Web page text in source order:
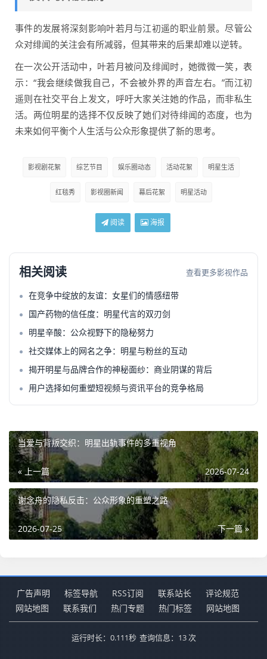
事件的发展将深刻影响叶若月与江初遥的职业前景。尽管公
众对绯闻的关注会有所减弱，但其带来的后果却难以逆转。
在一次公开活动中，叶若月被问及绯闻时，她微微一笑，表
示：“我会继续做我自己，不会被外界的声音左右。”而江初
遥则在社交平台上发文，呼吁大家关注她的作品，而非私生
活。两位明星的选择不仅反映了她们对待绯闻的态度，也为
未来如何平衡个人生活与公众形象提供了新的思考。
影视剧花絮 综艺节目 娱乐圈动态 活动花絮 明星生活
红毯秀 影视圈新闻 幕后花絮 明星活动
阅读 海报
相关阅读 查看更多影视作品
在竞争中绽放的友谊：女星们的情感纽带
国产药物的信任度：明星代言的双刃剑
明星辛酸：公众视野下的隐秘努力
社交媒体上的网名之争：明星与粉丝的互动
揭开明星与品牌合作的神秘面纱：商业阴谋的背后
用户选择如何重塑短视频与资讯平台的竞争格局
当爱与背叛交织：明星出轨事件的多重视角
« 上一篇 2026-07-24
谢念舟的隐私反击：公众形象的重塑之路
下一篇 »
2026-07-25
广告声明 标签导航 RSS订阅 联系站长
评论规范
网站地图
联系我们 热门专题 热门标签 网站地图
运行时长：0.111秒 查询信息：13 次